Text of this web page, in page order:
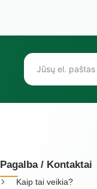
Pagalba / Kontaktai
Kaip tai veikia?